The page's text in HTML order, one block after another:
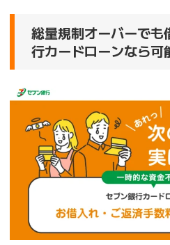
総量規制オーバーでも
行カードローンなら可